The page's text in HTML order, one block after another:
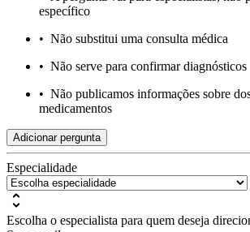
específico
• Não substitui uma consulta médica
• Não serve para confirmar diagnósticos
• Não publicamos informações sobre
medicamentos
Adicionar pergunta
Especialidade
Escolha o especialista para quem deseja